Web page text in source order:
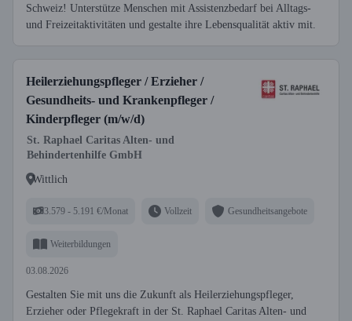
Schweiz! Unterstütze Menschen mit Assistenzbedarf bei Alltags-
und Freizeitaktivitäten und gestalte ihre Lebensqualität aktiv mit.
Heilerziehungspfleger / Erzieher /
Gesundheits- und Krankenpfleger /
Kinderpfleger (m/w/d)
St. Raphael Caritas Alten- und
Behindertenhilfe GmbH
Wittlich
3.579 - 5.191 €/Monat Vollzeit Gesundheitsangebote
Weiterbildungen
03.08.2026
Gestalten Sie mit uns die Zukunft als Heilerziehungspfleger,
Erzieher oder Pflegekraft in der St. Raphael Caritas Alten- und